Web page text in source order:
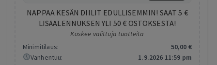
NAPPAA KESÄN DIILIT EDULLISEMMIN! SAAT 5 €
LISÄALENNUKSEN YLI 50 € OSTOKSESTA!
Koskee valittuja tuotteita
Minimitilaus:
50,00 €
Vanhentuu:
1.9.2026 11:59 pm